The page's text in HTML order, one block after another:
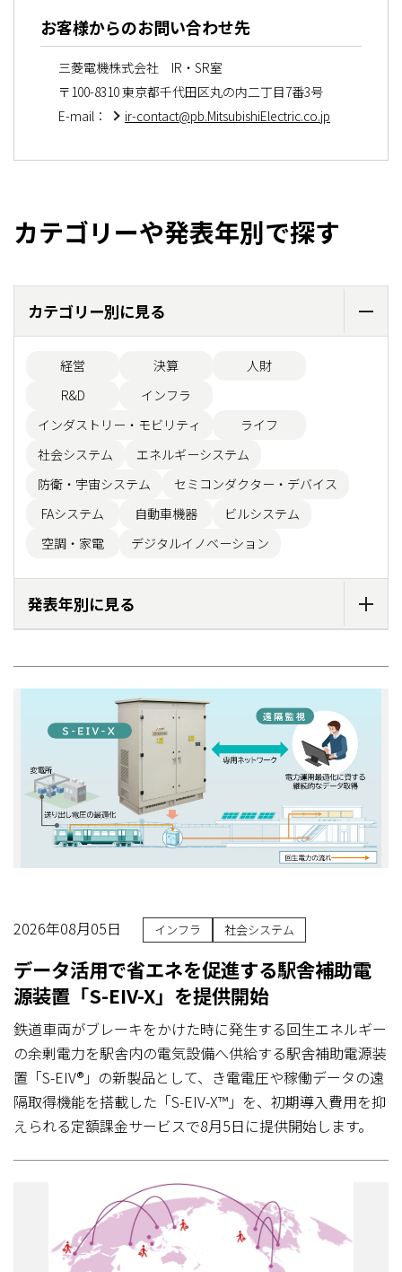
お客様からのお問い合わせ先
三菱電機株式会社 IR・SR室
〒100-8310 東京都千代田区丸の内二丁目7番3号
E-mail：
ir-contact@pb.MitsubishiElectric.co.jp
カテゴリーや発表年別で探す
カテゴリー別に見る
経営 決算
人財
R&D
インフラ
インダストリー・モビリティ
ライフ
社会システム
エネルギーシステム
防衛・宇宙システム
セミコンダクター・デバイス
FAシステム
自動車機器
ビルシステム
空調・家電
デジタルイノベーション
発表年別に見る
2026年08月05日 インフラ 社会システム
データ活用で省エネを促進する駅舎補助電
源装置「S-EIV-X」を提供開始
鉄道車両がブレーキをかけた時に発生する回生エネルギー
の余剰電力を駅舎内の電気設備へ供給する駅舎補助電源装
置「S-EIV®」の新製品として、き電電圧や稼働データの遠
隔取得機能を搭載した「S-EIV-X™」を、初期導入費用を抑
えられる定額課金サービスで8月5日に提供開始します。